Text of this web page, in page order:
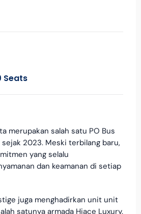
Seats
merupakan salah satu PO Bus
2023. Meski terbilang baru,
yang selalu
dan keamanan di setiap
juga menghadirkan unit unit
satunya armada Hiace Luxury.